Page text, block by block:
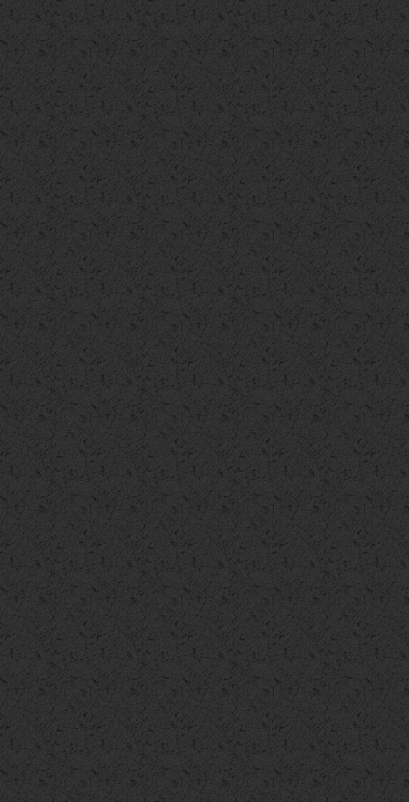
Casa Indipendente
€ 112.000
Appartamento
€ 115.000
Appartamento
€ 120.000
Casa Indipendente
€ 125.000
Appartamento
€ 125.000
Appartamento
€ 127.000
Appartamento
€ 130.000
Appartamento
€ 135.000
Casa
€ 137.000
Villa singola
€ 138.000
Villa singola
€ 145.000
Villa bifamiliare
€ 145.000